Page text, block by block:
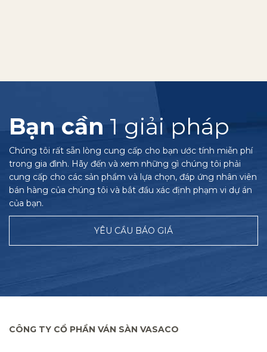
Bạn cần 1 giải pháp
Chúng tôi rất sẵn lòng cung cấp cho bạn ước tính miễn phí
trong gia đình. Hãy đến và xem những gì chúng tôi phải
cung cấp cho các sản phẩm và lựa chọn, đáp ứng nhân viên
bán hàng của chúng tôi và bắt đầu xác định phạm vi dự án
của bạn.
YÊU CẦU BÁO GIÁ
CÔNG TY CỔ PHẦN VÁN SÀN VASACO